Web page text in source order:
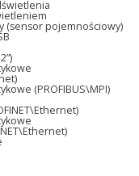
(sensor pojemnościowy)
(PROFIBUS\MPI)